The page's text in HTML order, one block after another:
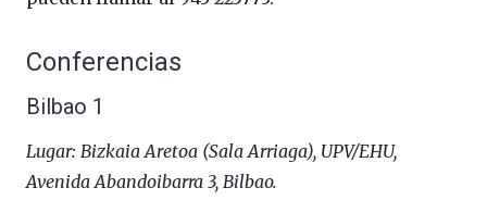
Conferencias
Bilbao 1
Lugar: Bizkaia Aretoa (Sala Arriaga), UPV/EHU,
Avenida Abandoibarra 3, Bilbao.